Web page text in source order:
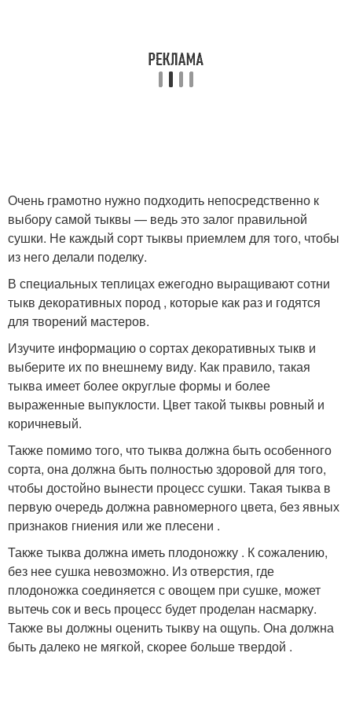
Очень грамотно нужно подходить непосредственно к
выбору самой тыквы — ведь это залог правильной
сушки. Не каждый сорт тыквы приемлем для того, чтобы
из него делали поделку.
В специальных теплицах ежегодно выращивают сотни
тыкв декоративных пород , которые как раз и годятся
для творений мастеров.
Изучите информацию о сортах декоративных тыкв и
выберите их по внешнему виду. Как правило, такая
тыква имеет более округлые формы и более
выраженные выпуклости. Цвет такой тыквы ровный и
коричневый.
Также помимо того, что тыква должна быть особенного
сорта, она должна быть полностью здоровой для того,
чтобы достойно вынести процесс сушки. Такая тыква в
первую очередь должна равномерного цвета, без явных
признаков гниения или же плесени .
Также тыква должна иметь плодоножку . К сожалению,
без нее сушка невозможно. Из отверстия, где
плодоножка соединяется с овощем при сушке, может
вытечь сок и весь процесс будет проделан насмарку.
Также вы должны оценить тыкву на ощупь. Она должна
быть далеко не мягкой, скорее больше твердой .